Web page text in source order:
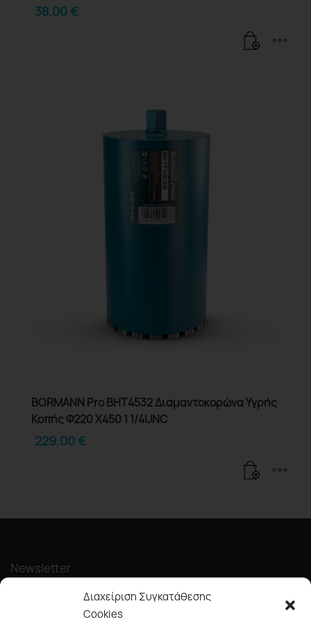
Διαχείριση Συγκατάθεσης
Cookies
38.00€
BORMANN Pro BHT4532 Διαμαντοκορώνα Υγρής
Κοπής Φ220 X450 1 1/4UNC
229.00€
Newsletter